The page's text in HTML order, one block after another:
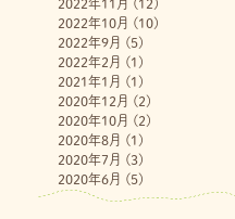
2022年11月 (12)
2022年10月 (10)
2022年9月 (5)
2022年2月 (1)
2021年1月 (1)
2020年12月 (2)
2020年10月 (2)
2020年8月 (1)
2020年7月 (3)
2020年6月 (5)